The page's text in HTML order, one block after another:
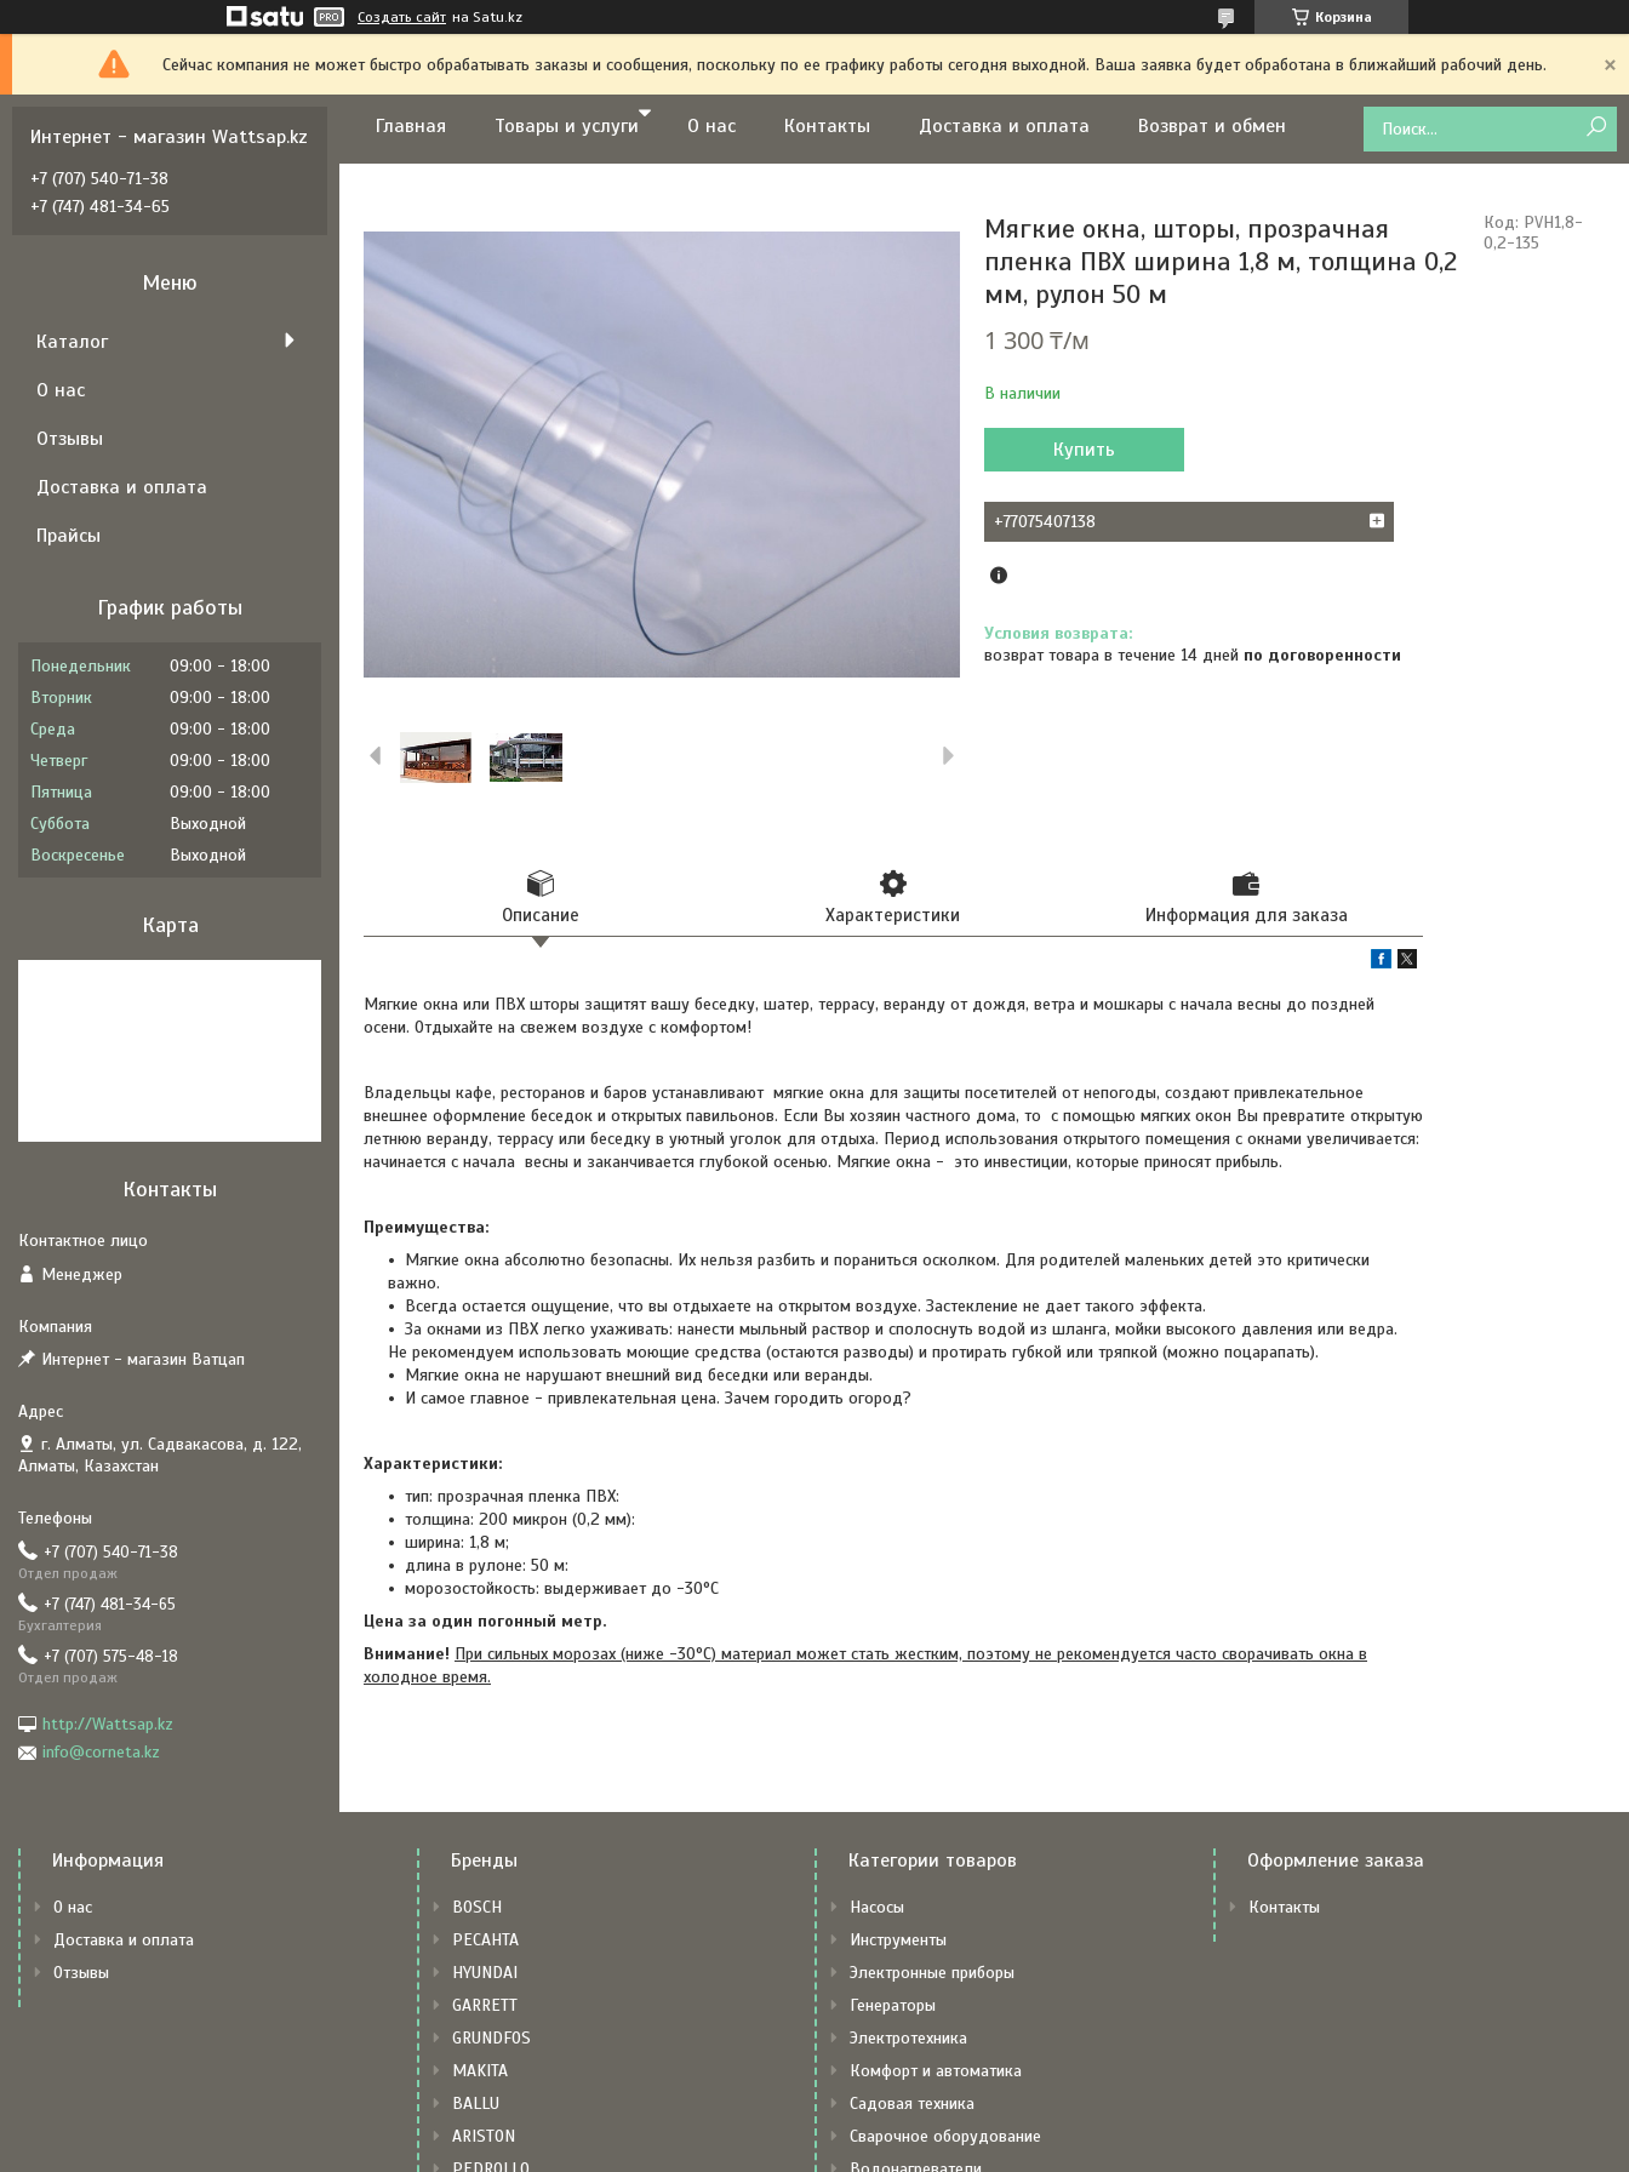
Создать сайт на Satu.kz Корзина
Сейчас компания не может быстро обрабатывать заказы и сообщения, поскольку по ее графику работы сегодня выходной. Ваша заявка будет обработана в ближайший рабочий день.
Главная Товары и услуги О нас Контакты Доставка и оплата Возврат и обмен
Мягкие окна, шторы, прозрачная
пленка ПВХ ширина 1,8 м, толщина 0,2
мм, рулон 50 м
1 300 ₸/м
В наличии
Код: PVH1,8-
0,2-135
Купить
+77075407138
возврат товара в течение 14 дней по договоренности
Описание Характеристики Информация для заказа
Мягкие окна или ПВХ шторы защитят вашу беседку, шатер, террасу, веранду от дождя, ветра и мошкары с начала весны до поздней
осени. Отдыхайте на свежем воздухе с комфортом!
Владельцы кафе, ресторанов и баров устанавливают мягкие окна для защиты посетителей от непогоды, создают привлекательное
внешнее оформление беседок и открытых павильонов. Если Вы хозяин частного дома, то с помощью мягких окон Вы превратите открытую
летнюю веранду, террасу или беседку в уютный уголок для отдыха. Период использования открытого помещения с окнами увеличивается:
начинается с начала весны и заканчивается глубокой осенью. Мягкие окна - это инвестиции, которые приносят прибыль.
Преимущества:
Мягкие окна абсолютно безопасны. Их нельзя разбить и пораниться осколком. Для родителей маленьких детей это критически
важно.
Всегда остается ощущение, что вы отдыхаете на открытом воздухе. Застекление не дает такого эффекта.
За окнами из ПВХ легко ухаживать: нанести мыльный раствор и сполоснуть водой из шланга, мойки высокого давления или ведра.
Не рекомендуем использовать моющие средства (остаются разводы) и протирать губкой или тряпкой (можно поцарапать).
Мягкие окна не нарушают внешний вид беседки или веранды.
И самое главное - привлекательная цена. Зачем городить огород?
Характеристики:
тип: прозрачная пленка ПВХ:
толщина: 200 микрон (0,2 мм):
ширина: 1,8 м;
длина в рулоне: 50 м:
морозостойкость: выдерживает до -30°C
Цена за один погонный метр.
Внимание! При сильных морозах (ниже -30°C) материал может стать жестким, поэтому не рекомендуется часто сворачивать окна в
холодное время.
Интернет - магазин Wattsap.kz
+7 (707) 540-71-38
+7 (747) 481-34-65
Каталог
О нас
Отзывы
Доставка и оплата
Прайсы
График работы
Понедельник 09:00
18:00
Вторник
09:00
18:00
Среда
09:00
18:00
Четверг
09:00
18:00
Пятница
09:00
18:00
Суббота
Выходной
Воскресенье
Выходной
Карта
Контакты
Менеджер
Интернет - магазин Ватцап
г. Алматы, ул. Садвакасова, д. 122,
Алматы, Казахстан
+7 (707) 540-71-38
Отдел продаж
+7 (747) 481-34-65
Бухгалтерия
+7 (707) 575-48-18
Отдел продаж
http://Wattsap.kz
info@corneta.kz
Информация
О нас
Доставка и оплата
Отзывы
Бренды
BOSCH
РЕСАНТА
HYUNDAI
GARRETT
GRUNDFOS
MAKITA
BALLU
ARISTON
Категории товаров
Насосы
Инструменты
Электронные приборы
Генераторы
Электротехника
Комфорт и автоматика
Садовая техника
Сварочное оборудование
Оформление заказа
Контакты